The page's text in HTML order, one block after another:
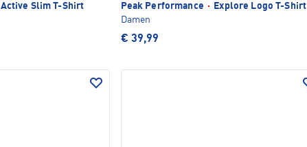
Active Slim T-Shirt
Peak Performance ·
Explore Logo T-Shirt
Damen
€ 39,99